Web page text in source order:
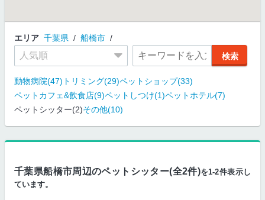
エリア 千葉県 船橋市
動物病院(47) トリミング(29)ペットショップ(33)
ペットカフェ&飲食店(9)ペットしつけ(1)ペットホテル(7)
ペットシッター(2)その他(10)
千葉県船橋市周辺のペットシッター(全2件)を1-2件表示し
ています。